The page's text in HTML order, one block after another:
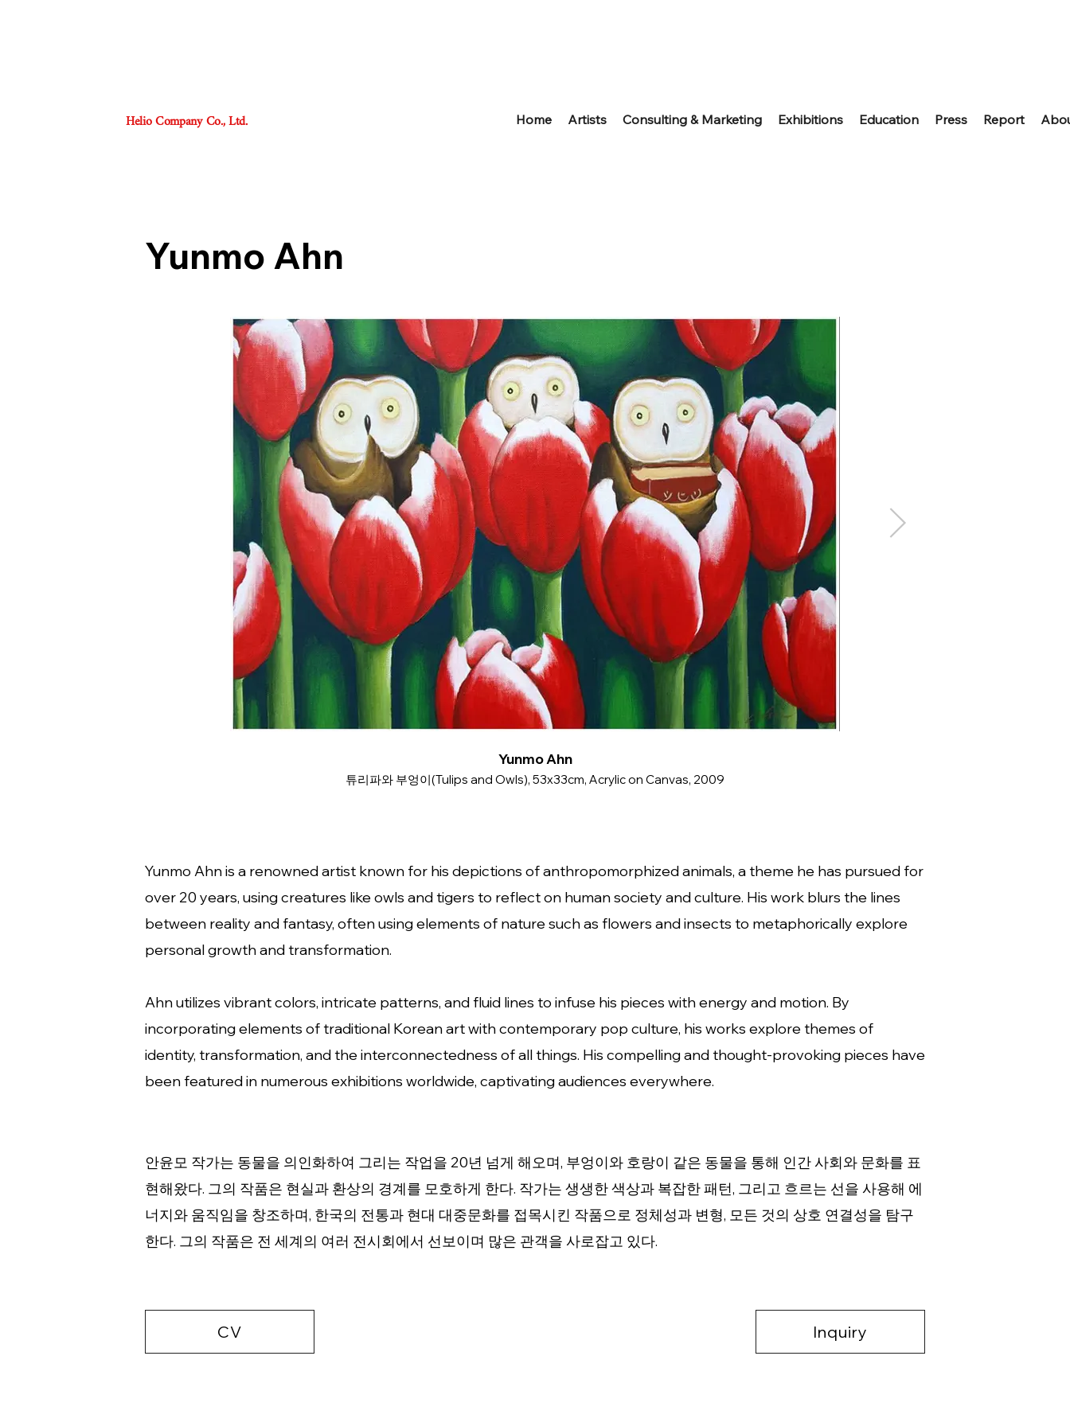
Helio Company Co., Ltd. Home Artists Consulting & Marketing Exhibitions Education Press Report
Yunmo Ahn
Yunmo Ahn
튜리파와 부엉이(Tulips and Owls), 53x33cm, Acrylic on Canvas, 2009
Yunmo Ahn is a renowned artist known for his depictions of anthropomorphized animals, a theme he has pursued for
over 20 years, using creatures like owls and tigers to reflect on human society and culture. His work blurs the lines
between reality and fantasy, often using elements of nature such as flowers and insects to metaphorically explore
personal growth and transformation.
Ahn utilizes vibrant colors, intricate patterns, and fluid lines to infuse his pieces with energy and motion. By
incorporating elements of traditional Korean art with contemporary pop culture, his works explore themes of
identity, transformation, and the interconnectedness of all things. His compelling and thought-provoking pieces have
been featured in numerous exhibitions worldwide, captivating audiences everywhere.
안윤모 작가는 동물을 의인화하여 그리는 작업을 20년 넘게 해오며, 부엉이와 호랑이 같은 동물을 통해 인간 사회와 문화를 표
현해왔다. 그의 작품은 현실과 환상의 경계를 모호하게 한다. 작가는 생생한 색상과 복잡한 패턴, 그리고 흐르는 선을 사용해 에
너지와 움직임을 창조하며, 한국의 전통과 현대 대중문화를 접목시킨 작품으로 정체성과 변형, 모든 것의 상호 연결성을 탐구
한다. 그의 작품은 전 세계의 여러 전시회에서 선보이며 많은 관객을 사로잡고 있다.
CV Inquiry